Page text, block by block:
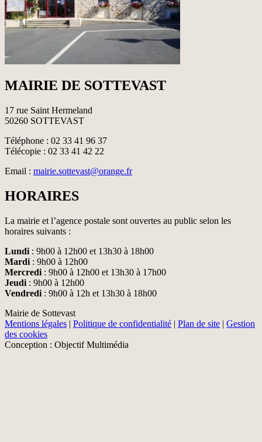
MAIRIE DE SOTTEVAST
17 rue Saint Hermeland
50260 SOTTEVAST
Téléphone : 02 33 41 96 37
Télécopie : 02 33 41 42 22
Email : mairie.sottevast@orange.fr
HORAIRES
La mairie et l’agence postale sont ouvertes au public selon les
horaires suivants :
Lundi : 9h00 à 12h00 et 13h30 à 18h00
Mardi : 9h00 à 12h00
Mercredi : 9h00 à 12h00 et 13h30 à 17h00
Jeudi : 9h00 à 12h00
Vendredi : 9h00 à 12h et 13h30 à 18h00
Mairie de Sottevast
Mentions légales | Politique de confidentialité | Plan de site | Gestion
des cookies
Conception : Objectif Multimédia